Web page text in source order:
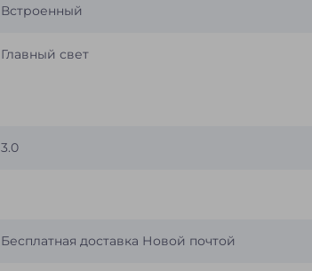
Встроенный
Главный свет
3.0
Бесплатная доставка Новой почтой